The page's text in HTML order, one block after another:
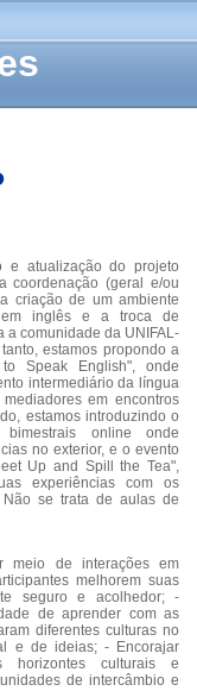
e atualização do projeto
coordenação (geral e/ou
criação de um ambiente
em inglês e a troca de
a comunidade da UNIFAL-
estamos propondo a
Speak English", onde
intermediário da língua
em encontros
estamos introduzindo o
online onde
no exterior, e o evento
Up and Spill the Tea",
experiências com os
se trata de aulas de
meio de interações em
melhorem suas
seguro e acolhedor; -
de aprender com as
diferentes culturas no
e de ideias; - Encorajar
horizontes culturais e
de intercâmbio e